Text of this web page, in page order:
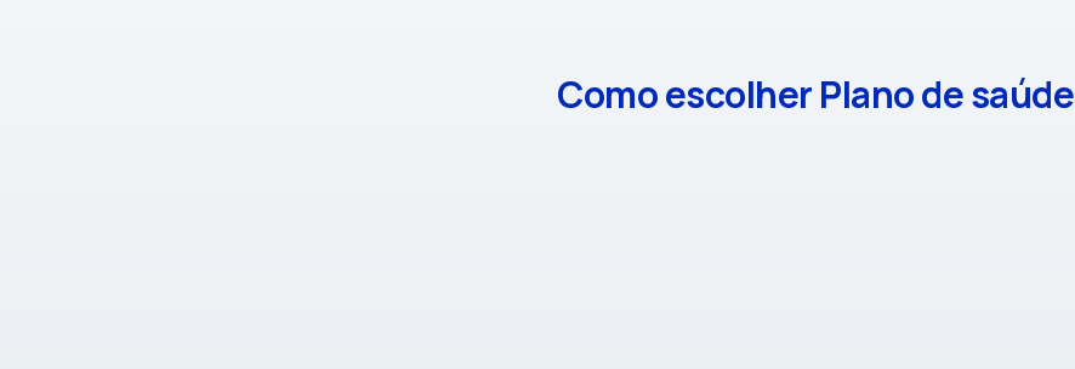
Como escolher Plano de saúde